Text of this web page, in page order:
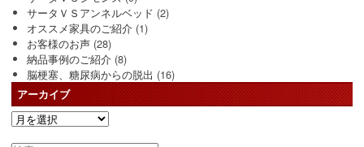
サータＶＳアンネルベッド (2)
オススメ家具のご紹介 (1)
お客様のお声 (28)
納品事例のご紹介 (8)
脳梗塞、糖尿病からの脱出 (16)
アーカイブ